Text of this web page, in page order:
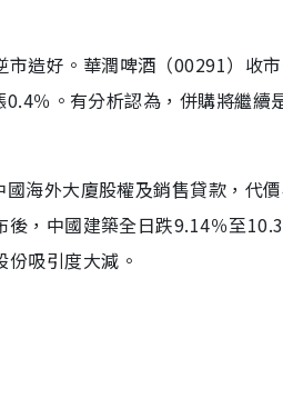
造好。華潤啤酒（00291）收
％。有分析認為，併購將繼續
海外大廈股權及銷售貸款，代
，中國建築全日跌9.14％至
吸引度大減。